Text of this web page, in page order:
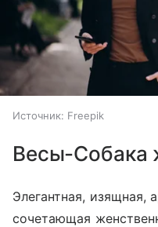
Источник: Freepik
Весы-Собака
Элегантная, изящная,
сочетающая